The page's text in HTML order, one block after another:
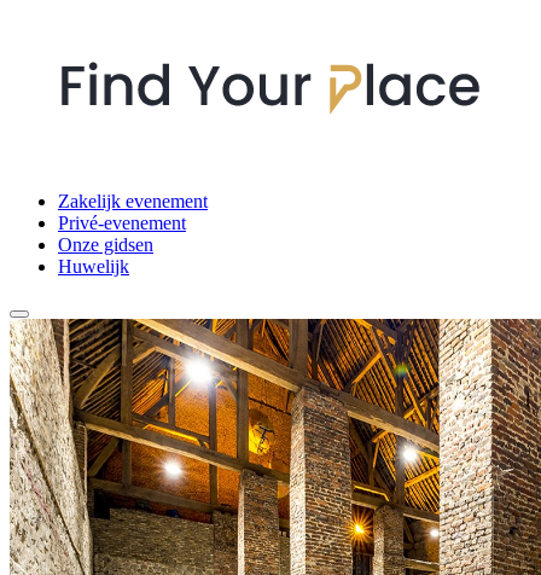
Zakelijk evenement
Privé-evenement
Onze gidsen
Huwelijk